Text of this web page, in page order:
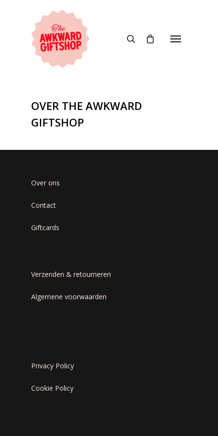
OVER THE AWKWARD
GIFTSHOP
Over ons
Contact
Giftcards
Verzenden & retourneren
Algemene voorwaarden
Privacy Policy
Cookie Policy